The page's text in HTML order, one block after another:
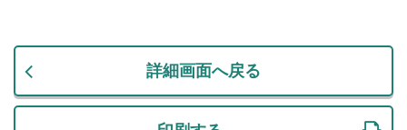
詳細画面へ戻る